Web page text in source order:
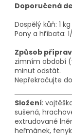
Doporučená
Dospělý kůň: 1 kg
Pony a hříbata:
Způsob
zimním období
minut odstát.
Nepřekračujte
Složení:
sušená,
extrudované
heřmánek,